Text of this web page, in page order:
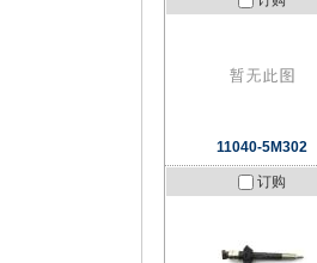
11040-5M302
订购